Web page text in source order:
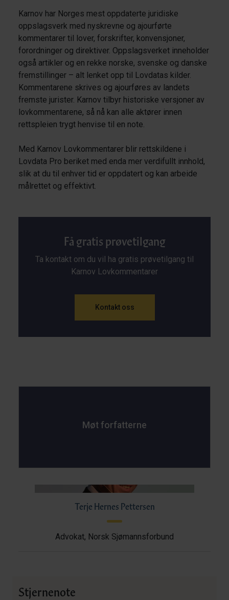
Karnov har Norges mest oppdaterte juridiske
oppslagsverk med nyskrevne og ajourførte
kommentarer til lover, forskrifter, konvensjoner,
forordninger og direktiver. Oppslagsverket inneholder
også artikler og en rekke norske, svenske og danske
fremstillinger – alt lenket opp til Lovdatas kilder.
Kommentarene skrives og ajourføres av landets
fremste jurister. Karnov tilbyr historiske versjoner av
lovkommentarene, så nå kan alle aktører innen
rettspleien trygt henvise til en note.
Med Karnov Lovkommentarer blir rettskildene i
Lovdata Pro beriket med enda mer verdifullt innhold,
slik at du til enhver tid er oppdatert og kan arbeide
målrettet og effektivt.
Få gratis prøvetilgang
Ta kontakt om du vil ha gratis prøvetilgang til
Karnov Lovkommentarer
Kontakt oss
Møt forfatterne
Terje Hernes Pettersen
Advokat, Norsk Sjømannsforbund
Stjernenote